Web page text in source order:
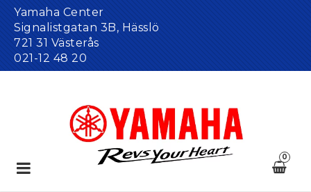
Yamaha Center
Signalistgatan 3B, Hässlö
721 31 Västerås
021-12 48 20
0
Toggle
navigation